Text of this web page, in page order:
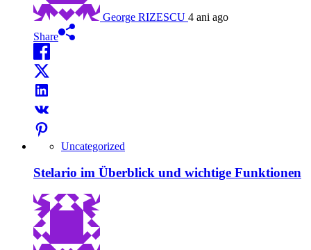
George RIZESCU 4 ani ago
Share
Uncategorized
Stelario im Überblick und wichtige Funktionen